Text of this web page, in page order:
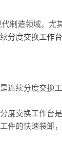
造领域，尤其
分度交换工作台
续分度交换工
交换工作台是
件的快速装卸